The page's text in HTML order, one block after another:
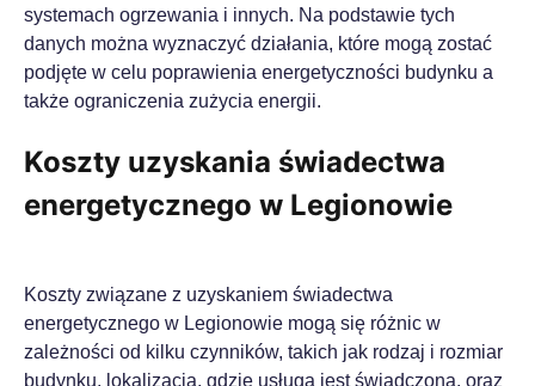
systemach ogrzewania i innych. Na podstawie tych
danych można wyznaczyć działania, które mogą zostać
podjęte w celu poprawienia energetyczności budynku a
także ograniczenia zużycia energii.
Koszty uzyskania świadectwa
energetycznego w Legionowie
Koszty związane z uzyskaniem świadectwa
energetycznego w Legionowie mogą się różnic w
zależności od kilku czynników, takich jak rodzaj i rozmiar
budynku, lokalizacja, gdzie usługa jest świadczona, oraz